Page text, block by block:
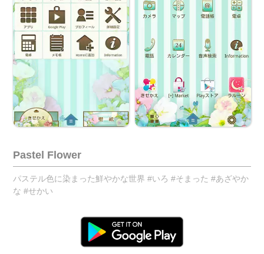
Pastel Flower
パステル色に染まった鮮やかな世界 #いろ #そまった #あざやか
な #せかい